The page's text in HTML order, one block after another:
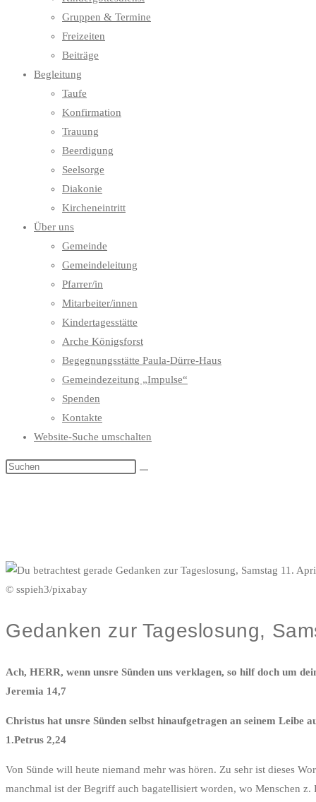
Gruppen & Termine
Freizeiten
Beiträge
Begleitung
Taufe
Konfirmation
Trauung
Beerdigung
Seelsorge
Diakonie
Kircheneintritt
Über uns
Gemeinde
Gemeindeleitung
Pfarrer/in
Mitarbeiter/innen
Kindertagesstätte
Arche Königsforst
Begegnungsstätte Paula-Dürre-Haus
Gemeindezeitung „Impulse“
Spenden
Kontakte
Website-Suche umschalten
© sspieh3/pixabay
Gedanken zur Tageslosung,
Ach, HERR, wenn unsre Sünden uns verklagen, so hilf doch um
Jeremia 14,7
Christus hat unsre Sünden selbst hinaufgetragen an seinem Leibe
1.Petrus 2,24
Von Sünde will heute niemand mehr was hören. Zu sehr ist dieses
manchmal ist der Begriff auch bagatellisiert worden, wo Menschen